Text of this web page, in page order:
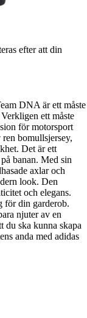
efter att din
DNA är ett måste
ett måste
för motorsport
bomullsjersey,
Det är ett
banan. Med sin
axlar och
look. Den
och elegans.
för din garderob.
njuter av en
du ska kunna skapa
anda med adidas